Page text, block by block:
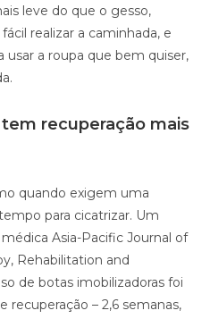
leve do que o gesso,
realizar a caminhada, e
usar a roupa que bem quiser,
recuperação mais
quando exigem uma
para cicatrizar. Um
Asia-Pacific Journal of
Rehabilitation and
de botas imobilizadoras foi
recuperação – 2,6 semanas,